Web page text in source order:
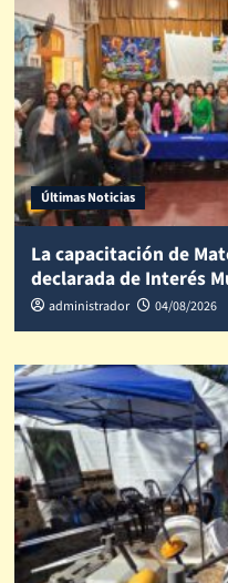
Últimas Noticias
La capacitación de
declarada de Interés
administrador 04/08/2026